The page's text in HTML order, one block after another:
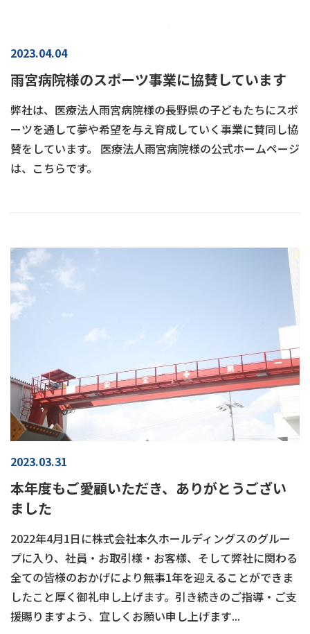
2023.04.04
雨宮病院様のスポーツ事業に協賛しています
弊社は、医療法人雨宮病院様の長野県の子どもたちにスポ
ーツを通して夢や希望を与え育成していく事業に賛同し協
賛をしています。 医療法人雨宮病院様の公式ホームページ
は、こちらです。
2023.03.31
本年度もご愛顧いただき、ありがとうござい
ました
2022年4月1日に株式会社本久ホールディングスのグルー
プに入り、社員・お取引様・お客様、そして弊社に関わる
全ての皆様のおかげにより無事1年を迎えることができま
したこと厚く御礼申し上げます。引き続きのご指導・ご支
援賜りますよう、宜しくお願い申し上げます...